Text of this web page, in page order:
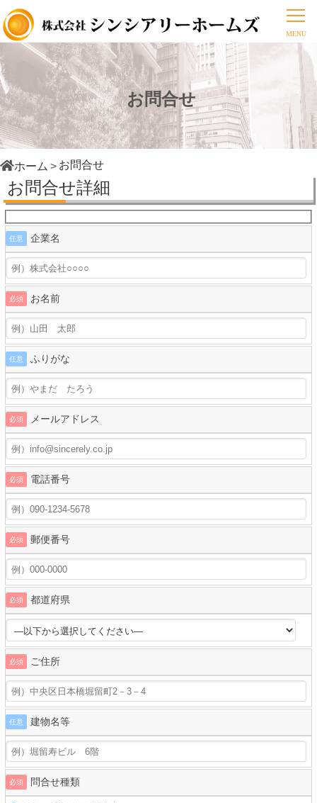
お問合せ
ホーム お問合せ
お問合せ詳細
任意 企業名
必須 お名前
任意 ふりがな
必須 メールアドレス
必須 電話番号
必須 郵便番号
必須 都道府県
必須 ご住所
任意 建物名等
必須 問合せ種類